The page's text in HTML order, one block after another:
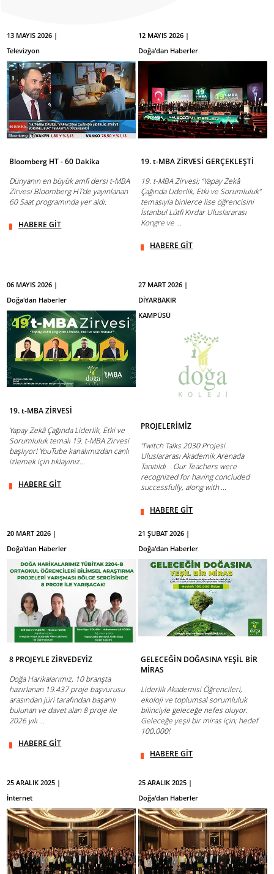
13 MAYIS 2026 |
Televizyon
Bloomberg HT - 60 Dakika
Dünyanın en büyük amfi dersi t-MBA
Zirvesi Bloomberg HT’de yayınlanan
60 Saat programında yer aldı.
HABERE GİT
12 MAYIS 2026 |
Doğa'dan Haberler
19. t-MBA ZİRVESİ GERÇEKLEŞTİ
19. t-MBA Zirvesi; “Yapay Zekâ
Çağında Liderlik, Etki ve Sorumluluk”
temasıyla binlerce lise öğrencisini
İstanbul Lütfi Kırdar Uluslararası
Kongre ve ...
HABERE GİT
06 MAYIS 2026 |
Doğa'dan Haberler
19. t-MBA ZİRVESİ
Yapay Zekâ Çağında Liderlik, Etki ve
Sorumluluk temalı 19. t-MBA Zirvesi
başlıyor! YouTube kanalımızdan canlı
izlemek için tıklayınız...
HABERE GİT
27 MART 2026 |
DİYARBAKIR
KAMPÜSÜ
PROJELERİMİZ
‘Twitch Talks 2030 Projesi
Uluslararası Akademik Arenada
Tanıtıldı Our Teachers were
recognized for having concluded
successfully, along with ...
HABERE GİT
20 MART 2026 |
Doğa'dan Haberler
8 PROJEYLE ZİRVEDEYİZ
Doğa Harikalarımız, 10 branşta
hazırlanan 19.437 proje başvurusu
arasından jüri tarafından başarılı
bulunan ve davet alan 8 proje ile
2026 yılı ...
HABERE GİT
21 ŞUBAT 2026 |
Doğa'dan Haberler
GELECEĞİN DOĞASINA YEŞİL BİR
MİRAS
Liderlik Akademisi Öğrencileri,
ekoloji ve toplumsal sorumluluk
bilinciyle geleceğe nefes oluyor.
Geleceğe yeşil bir miras için; hedef
100.000!
HABERE GİT
25 ARALIK 2025 |
İnternet
25 ARALIK 2025 |
Doğa'dan Haberler